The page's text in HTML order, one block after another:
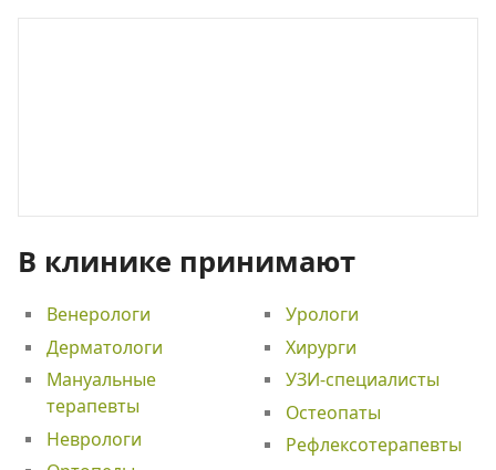
В клинике принимают
Венерологи
Дерматологи
Мануальные
терапевты
Неврологи
Урологи
Хирурги
УЗИ-специалисты
Остеопаты
Рефлексотерапевты